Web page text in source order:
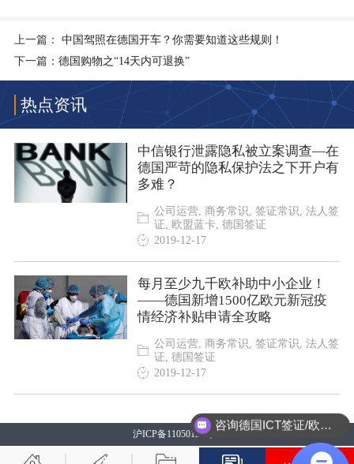
上一篇： 中国驾照在德国开车？你需要知道这些规则！
下一篇： 德国购物之“14天内可退换”
热点资讯
中信银行泄露隐私被立案调查—在
德国严苛的隐私保护法之下开户有
多难？
公司运营, 商务常识, 签证常识, 法人签
证, 欧盟蓝卡, 德国签证
2019-12-17
每月至少九千欧补助中小企业！
——德国新增1500亿欧元新冠疫
情经济补贴申请全攻略
公司运营, 商务常识, 签证常识, 法人签
证, 德国签证
2019-12-17
沪ICP备11050121号-3
咨询德国ICT签证/欧盟蓝卡